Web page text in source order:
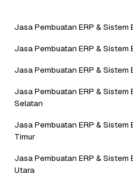
Jasa Pembuatan ERP & Sistem
Jasa Pembuatan ERP & Sistem
Jasa Pembuatan ERP &
Jasa Pembuatan ERP &
Selatan
Jasa Pembuatan ERP &
Timur
Jasa Pembuatan ERP &
Utara